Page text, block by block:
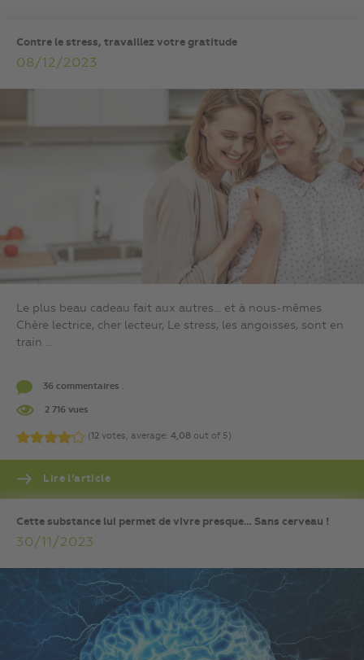
Contre le stress, travaillez votre gratitude
08/12/2023
Le plus beau cadeau fait aux autres… et à nous-mêmes
Chère lectrice, cher lecteur, Le stress, les angoisses, sont en
train ...
36 commentaires .
2 716 vues
(12 votes, average: 4,08 out of 5)
Lire l’article
Cette substance lui permet de vivre presque… Sans cerveau !
30/11/2023